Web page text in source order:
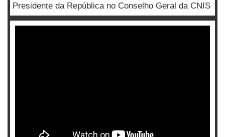
Presidente da República no Conselho Geral da CNIS